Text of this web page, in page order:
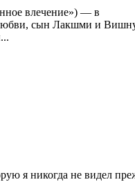
влечение») — в
сын Лакшми и
я никогда не видел